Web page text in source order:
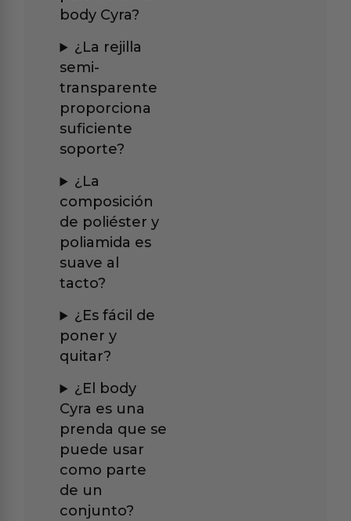
body Cyra?
¿La rejilla
semi-
transparente
proporciona
suficiente
soporte?
¿La
composición
de poliéster y
poliamida es
suave al
tacto?
¿Es fácil de
poner y
quitar?
¿El body
Cyra es una
prenda que se
puede usar
como parte
de un
conjunto?